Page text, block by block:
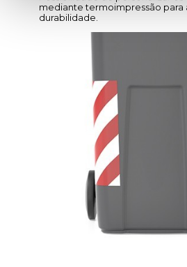
mediante termoimpressão para
durabilidade.